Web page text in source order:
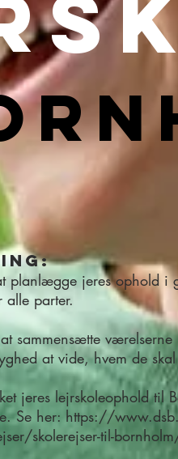
planlægge jeres ophold i
alle parter.
sammensætte værelserne
at vide, hvem de
jeres lejrskoleophold til
Se her: https://
skolerejser-til-